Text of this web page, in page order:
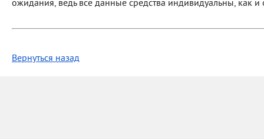
ожидания, ведь все данные средства индивидуальны, как
Вернуться назад